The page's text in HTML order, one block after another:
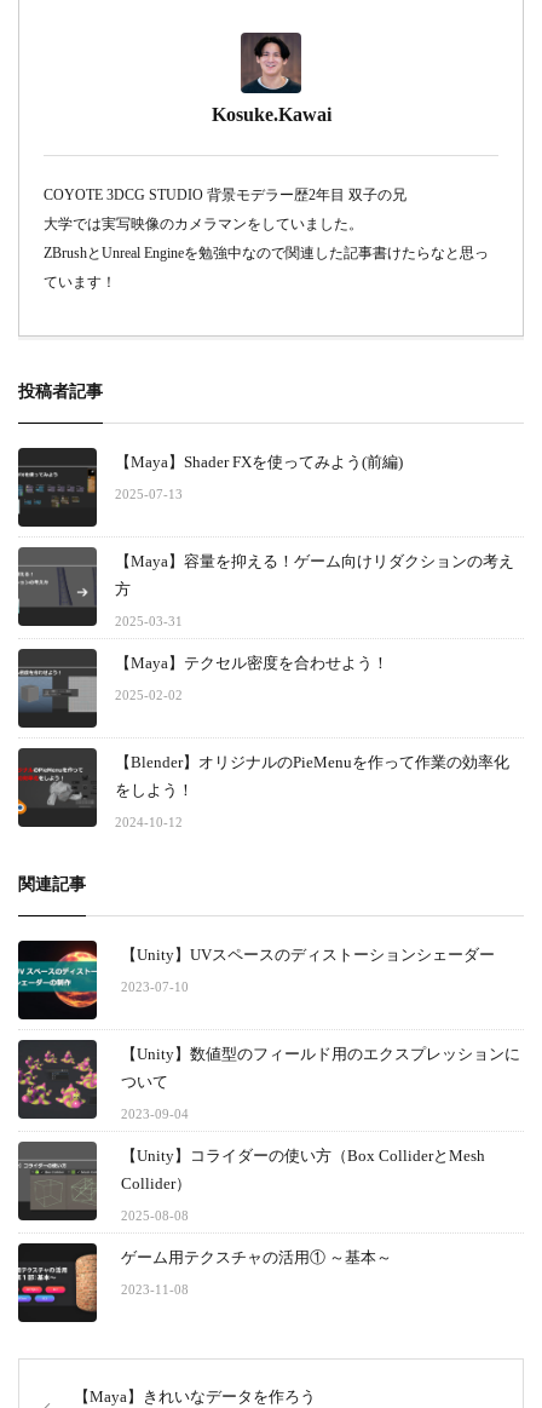
Kosuke.Kawai
COYOTE 3DCG STUDIO 背景モデラー歴2年目 双子の兄
大学では実写映像のカメラマンをしていました。
ZBrushとUnreal Engineを勉強中なので関連した記事書けたらなと思っ
ています！
投稿者記事
【Maya】Shader FXを使ってみよう(前編)
2025-07-13
【Maya】容量を抑える！ゲーム向けリダクションの考え
方
2025-03-31
【Maya】テクセル密度を合わせよう！
2025-02-02
【Blender】オリジナルのPieMenuを作って作業の効率化
をしよう！
2024-10-12
関連記事
【Unity】UVスペースのディストーションシェーダー
2023-07-10
【Unity】数値型のフィールド用のエクスプレッションに
ついて
2023-09-04
【Unity】コライダーの使い方（Box ColliderとMesh
Collider）
2025-08-08
ゲーム用テクスチャの活用① ～基本～
2023-11-08
【Maya】きれいなデータを作ろう